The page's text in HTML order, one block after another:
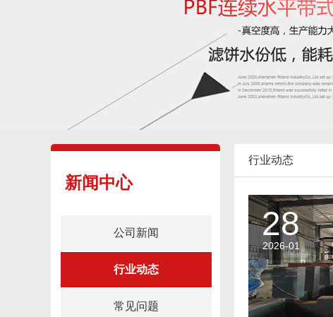
新闻中心
公司新闻
行业动态
常见问题
行业动态
28
2026-01